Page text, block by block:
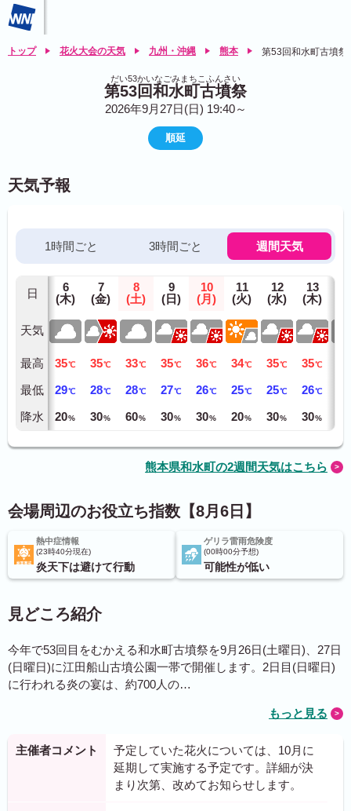
トップ 花火大会の天気 九州・沖縄 熊本 第53回和水町古墳祭
だい53かいなごみまちこふんさい
第53回和水町古墳祭
2026年9月27日(日) 19:40～
順延
天気予報
1時間ごと 3時間ごと 週間天気
日
天気
最高
最低
降水
6
(木)
35℃
29℃
20%
7
(金)
35℃
28℃
30%
8
(土)
33℃
28℃
60%
9
(日)
35℃
27℃
30%
10
(月)
36℃
26℃
30%
11
(火)
34℃
25℃
20%
12
(水)
35℃
25℃
30%
13
(木)
35℃
26℃
30%
熊本県和水町の2週間天気はこちら
会場周辺のお役立ち指数【8月6日】
熱中症情報
23時40分現在
炎天下は避けて行動
ゲリラ雷雨危険度
00時00分予想
可能性が低い
見どころ紹介
今年で53回目をむかえる和水町古墳祭を9月26日(土曜日)、27日
(日曜日)に江田船山古墳公園一帯で開催します。2日目(日曜日)
に行われる炎の宴は、約700人の…
もっと見る
主催者コメント
予定していた花火については、10月に
延期して実施する予定です。詳細が決
まり次第、改めてお知らせします。